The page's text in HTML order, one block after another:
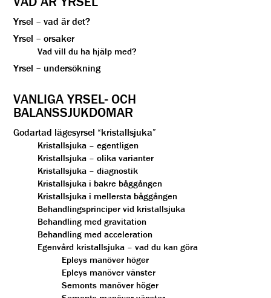
Yrsel – vad är det?
Yrsel – orsaker
Vad vill du ha hjälp med?
Yrsel – undersökning
VANLIGA YRSEL- OCH
BALANSSJUKDOMAR
Godartad lägesyrsel “kristallsjuka”
Kristallsjuka – egentligen
Kristallsjuka – olika varianter
Kristallsjuka – diagnostik
Kristallsjuka i bakre båggången
Kristallsjuka i mellersta båggången
Behandlingsprinciper vid kristallsjuka
Behandling med gravitation
Behandling med acceleration
Egenvård kristallsjuka – vad du kan göra
Epleys manöver höger
Epleys manöver vänster
Semonts manöver höger